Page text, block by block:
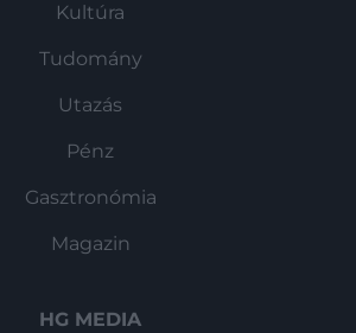
Kultúra
Tudomány
Utazás
Pénz
Gasztronómia
Magazin
HG MEDIA